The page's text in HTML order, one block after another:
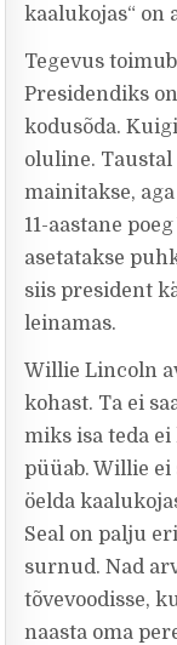
kaalukojas“ on
Tegevus
Presidendiks
kodusõda.
oluline. Taustal
mainitakse,
11-aastane
asetatakse
siis president
leinamas.
Willie Lincoln
kohast. Ta ei
miks isa teda
püüab. Willie ei
öelda
Seal on palju
surnud. Nad
tõvevoodisse,
naasta oma